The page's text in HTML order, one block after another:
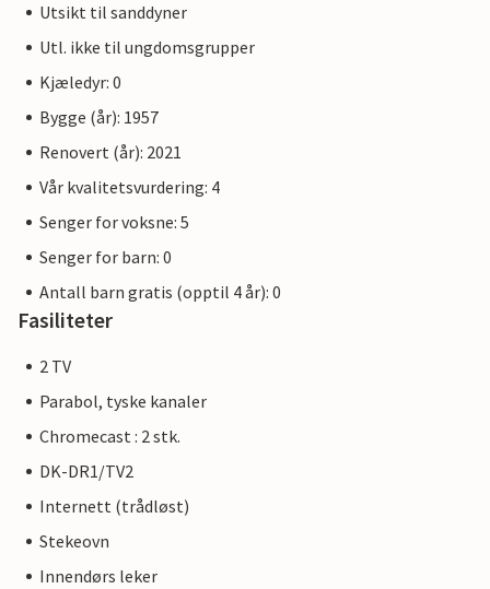
Utsikt til sanddyner
Utl. ikke til ungdomsgrupper
Kjæledyr: 0
Bygge (år): 1957
Renovert (år): 2021
Vår kvalitetsvurdering: 4
Senger for voksne: 5
Senger for barn: 0
Antall barn gratis (opptil 4 år): 0
Fasiliteter
2 TV
Parabol, tyske kanaler
Chromecast : 2 stk.
DK-DR1/TV2
Internett (trådløst)
Stekeovn
Innendørs leker